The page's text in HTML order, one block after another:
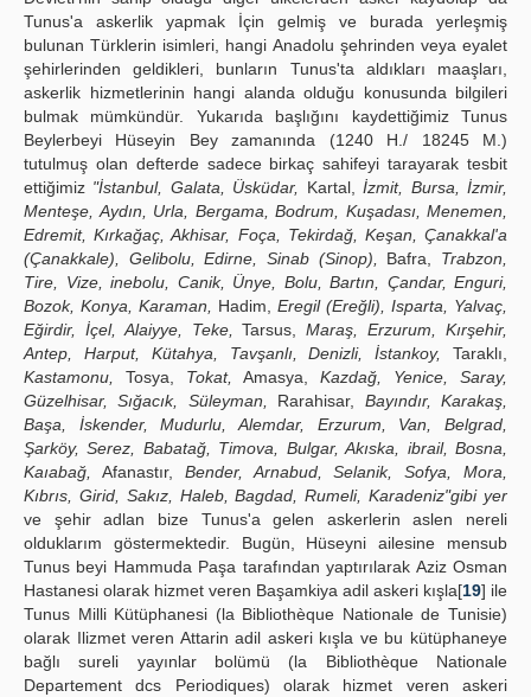
Tunus'a askerlik yapmak İçin gelmiş ve burada yerleşmiş
bulunan Türklerin isimleri, hangi Anadolu şehrinden veya eyalet
şehirlerinden geldikleri, bunların Tunus'ta aldıkları maaşları,
askerlik hizmetlerinin hangi alanda olduğu konusunda bilgileri
bulmak mümkündür. Yukarıda başlığını kaydettiğimiz Tunus
Beylerbeyi Hüseyin Bey zamanında (1240 H./ 18245 M.)
tutulmuş olan defterde sadece birkaç sahifeyi tarayarak tesbit
ettiğimiz "İstanbul, Galata, Üsküdar, Kartal,İzmit, Bursa, İzmir,
Menteşe, Aydın, Urla, Bergama, Bodrum, Kuşadası, Menemen,
Edremit, Kırkağaç, Akhisar, Foça, Tekirdağ, Keşan, Çanakkal'a
(Çanakkale), Gelibolu, Edirne, Sinab (Sinop),
Bafra, Trabzon,
Tire, Vize, inebolu, Canik, Ünye, Bolu, Bartın, Çandar, Enguri,
Bozok, Konya, Karaman,
Hadim, Eregil (Ereğli), Isparta, Yalvaç,
Eğirdir, İçel, Alaiyye, Teke,Tarsus,Maraş, Erzurum, Kırşehir,
Antep, Harput, Kütahya, Tavşanlı, Denizli, İstankoy,
Taraklı,
Kastamonu,
Tosya, Tokat, Amasya, Kazdağ, Yenice, Saray,
Güzelhisar, Sığacık, Süleyman,
Rarahisar, Bayındır, Karakaş,
Başa, İskender, Mudurlu, Alemdar, Erzurum, Van, Belgrad,
Şarköy, Serez, Babatağ, Timova, Bulgar, Akıska, ibrail, Bosna,
Kaıabağ,
Afanastır, Bender, Arnabud, Selanik, Sofya, Mora,
Kıbrıs, Girid, Sakız, Haleb, Bagdad, Rumeli, Karadeniz"gibi yer
ve şehir adlan bize Tunus'a gelen askerlerin aslen nereli
olduklarım göstermektedir. Bugün, Hüseyni ailesine mensub
Tunus beyi Hammuda Paşa tarafından yaptırılarak Aziz Osman
Hastanesi olarak hizmet veren Başamkiya adil askeri kışla[19] ile
Tunus Milli Kütüphanesi (la Bibliothèque Nationale de Tunisie)
olarak Ilizmet veren Attarin adil askeri kışla ve bu kütüphaneye
bağlı sureli yayınlar bolümü (la Bibliothèque Nationale
Departement dcs Periodiques) olarak hizmet veren askeri